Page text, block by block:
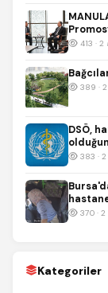
413 ·
389 ·
DSÖ,
383 ·
370 ·
Kategoriler